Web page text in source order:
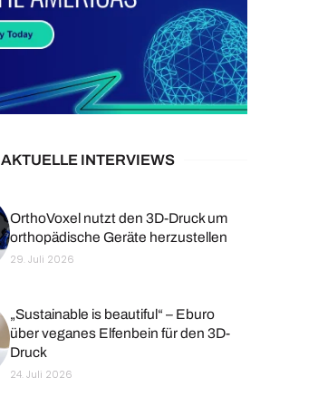
AKTUELLE INTERVIEWS
OrthoVoxel nutzt den 3D-Druck um
orthopädische Geräte herzustellen
29. Juli 2026
„Sustainable is beautiful“ – Eburo
über veganes Elfenbein für den 3D-
Druck
24. Juli 2026